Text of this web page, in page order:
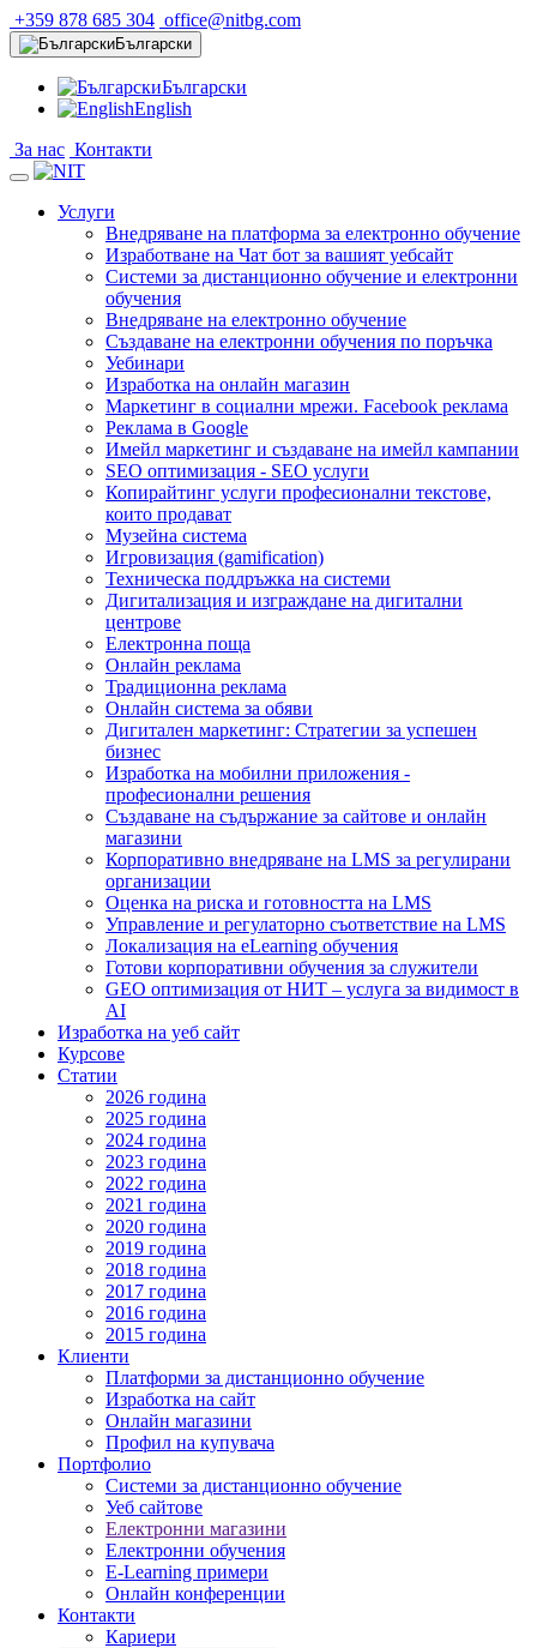
+359 878 685 304 office@nitbg.com
Български
Български
English
За нас Контакти
Услуги
Внедряване на платформа за електронно обучение
Изработване на Чат бот за вашият уебсайт
Системи за дистанционно обучение и електронни
обучения
Внедряване на електронно обучение
Създаване на електронни обучения по поръчка
Уебинари
Изработка на онлайн магазин
Маркетинг в социални мрежи. Facebook реклама
Реклама в Google
Имейл маркетинг и създаване на имейл кампании
SEO оптимизация - SEO услуги
Копирайтинг услуги професионални текстове,
които продават
Музейна система
Игровизация (gamification)
Техническа поддръжка на системи
Дигитализация и изграждане на дигитални
центрове
Електронна поща
Онлайн реклама
Традиционна реклама
Онлайн система за обяви
Дигитален маркетинг: Стратегии за успешен
бизнес
Изработка на мобилни приложения -
професионални решения
Създаване на съдържание за сайтове и онлайн
магазини
Корпоративно внедряване на LMS за регулирани
организации
Оценка на риска и готовността на LMS
Управление и регулаторно съответствие на LMS
Локализация на eLearning обучения
Готови корпоративни обучения за служители
GEO оптимизация от НИТ – услуга за видимост в
AI
Изработка на уеб сайт
Курсове
Статии
2026 година
2025 година
2024 година
2023 година
2022 година
2021 година
2020 година
2019 година
2018 година
2017 година
2016 година
2015 година
Клиенти
Платформи за дистанционно обучение
Изработка на сайт
Онлайн магазини
Профил на купувача
Портфолио
Системи за дистанционно обучение
Уеб сайтове
Електронни магазини
Електронни обучения
E-Learning примери
Онлайн конференции
Контакти
Кариери